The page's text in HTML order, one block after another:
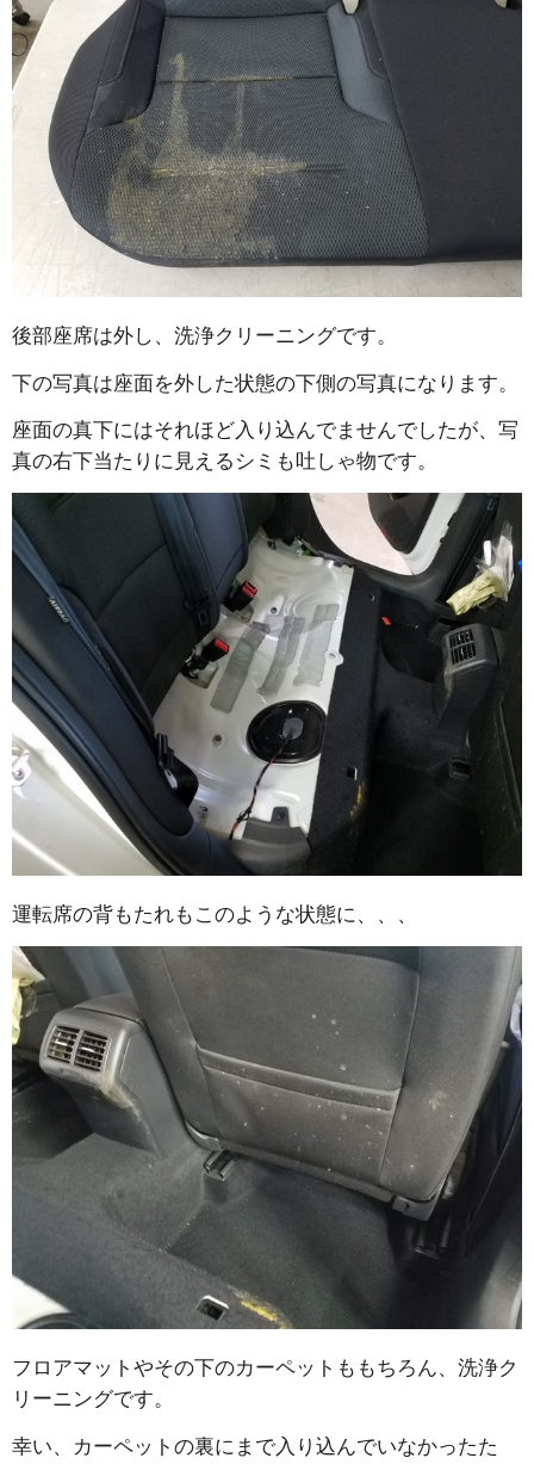
後部座席は外し、洗浄クリーニングです。
下の写真は座面を外した状態の下側の写真になります。
座面の真下にはそれほど入り込んでませんでしたが、写
真の右下当たりに見えるシミも吐しゃ物です。
運転席の背もたれもこのような状態に、、、
フロアマットやその下のカーペットももちろん、洗浄ク
リーニングです。
幸い、カーペットの裏にまで入り込んでいなかったた